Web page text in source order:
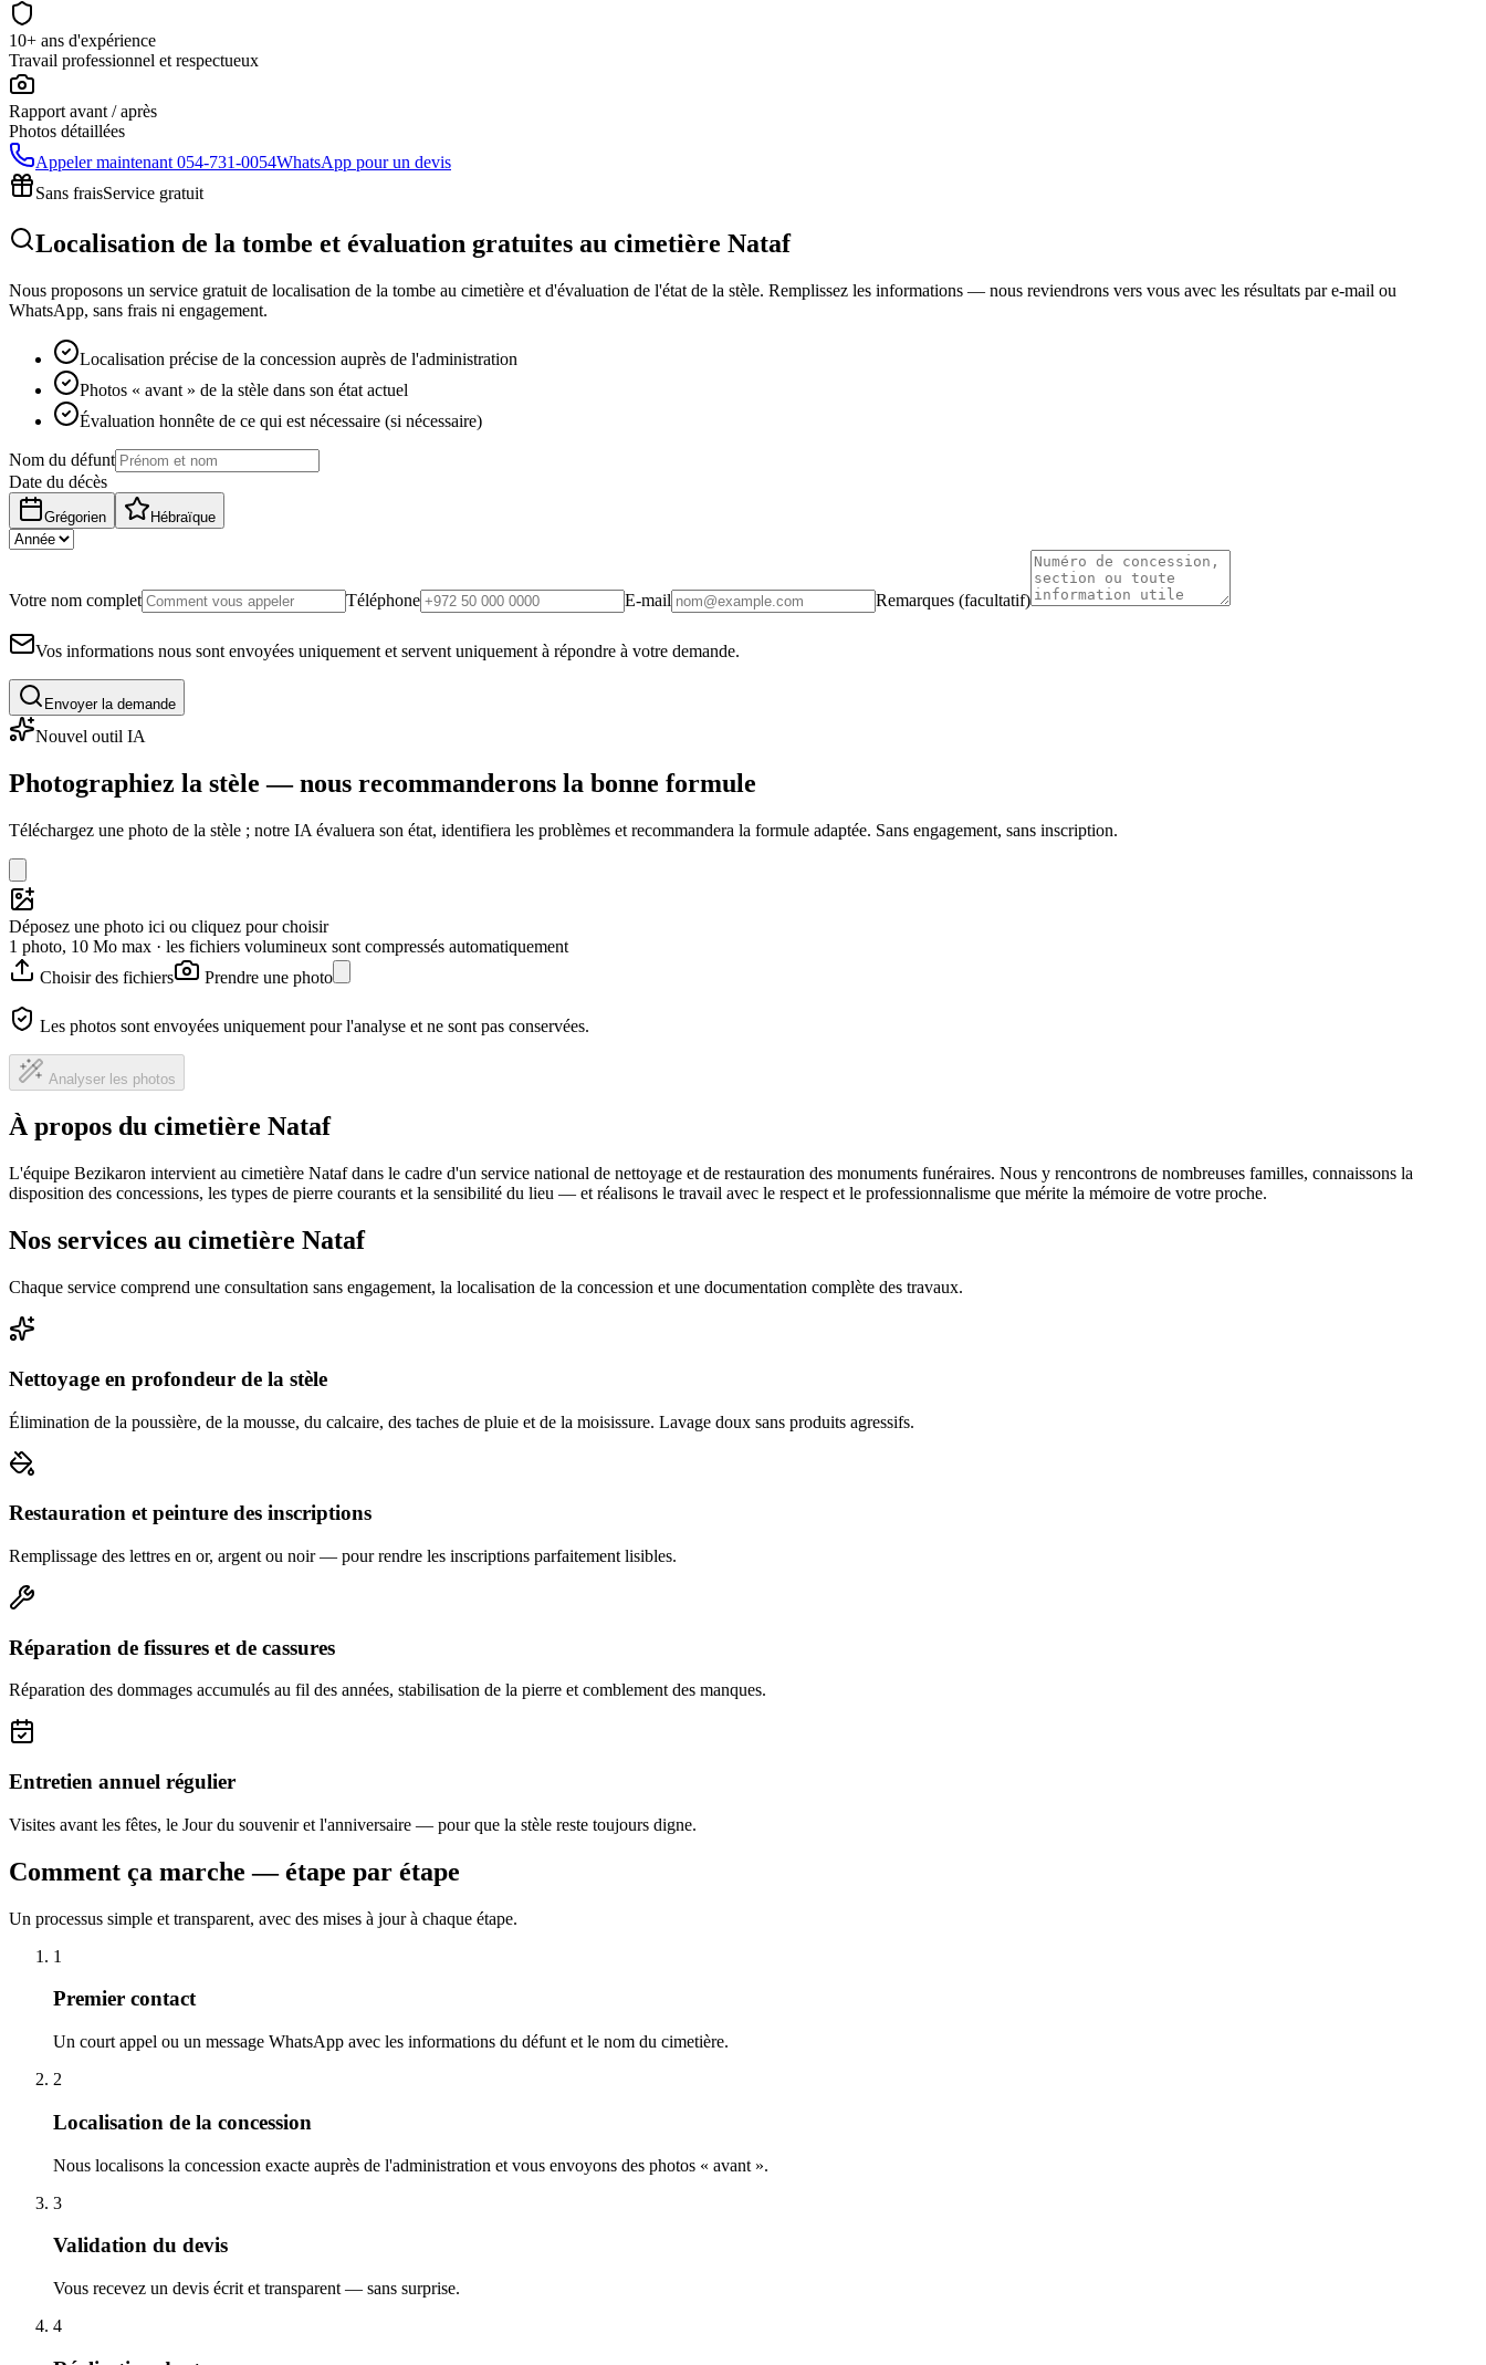
10+ ans d'expérience
Travail professionnel et respectueux
Rapport avant / après
Photos détaillées
Appeler maintenant 054-731-0054WhatsApp pour un devis
Sans fraisService gratuit
Localisation de la tombe et évaluation gratuites au cimetière Nataf
Nous proposons un service gratuit de localisation de la tombe au cimetière et d'évaluation de l'état de la stèle. Remplissez les informations — nous reviendrons vers vous avec les résultats par e-mail ou
WhatsApp, sans frais ni engagement.
Localisation précise de la concession auprès de l'administration
Photos « avant » de la stèle dans son état actuel
Évaluation honnête de ce qui est nécessaire (si nécessaire)
Nom du défunt
Date du décès
Grégorien Hébraïque
Votre nom complet Téléphone E-mail Remarques (facultatif)
Vos informations nous sont envoyées uniquement et servent uniquement à répondre à votre demande.
Envoyer la demande
Nouvel outil IA
Photographiez la stèle — nous recommanderons la bonne formule
Téléchargez une photo de la stèle ; notre IA évaluera son état, identifiera les problèmes et recommandera la formule adaptée. Sans engagement, sans inscription.
Déposez une photo ici ou cliquez pour choisir
1 photo, 10 Mo max · les fichiers volumineux sont compressés automatiquement
Choisir des fichiers
Prendre une photo
Les photos sont envoyées uniquement pour l'analyse et ne sont pas conservées.
Analyser les photos
À propos du cimetière Nataf
L'équipe Bezikaron intervient au cimetière Nataf dans le cadre d'un service national de nettoyage et de restauration des monuments funéraires. Nous y rencontrons de nombreuses familles, connaissons la
disposition des concessions, les types de pierre courants et la sensibilité du lieu — et réalisons le travail avec le respect et le professionnalisme que mérite la mémoire de votre proche.
Nos services au cimetière Nataf
Chaque service comprend une consultation sans engagement, la localisation de la concession et une documentation complète des travaux.
Nettoyage en profondeur de la stèle
Élimination de la poussière, de la mousse, du calcaire, des taches de pluie et de la moisissure. Lavage doux sans produits agressifs.
Restauration et peinture des inscriptions
Remplissage des lettres en or, argent ou noir — pour rendre les inscriptions parfaitement lisibles.
Réparation de fissures et de cassures
Réparation des dommages accumulés au fil des années, stabilisation de la pierre et comblement des manques.
Entretien annuel régulier
Visites avant les fêtes, le Jour du souvenir et l'anniversaire — pour que la stèle reste toujours digne.
Comment ça marche — étape par étape
Un processus simple et transparent, avec des mises à jour à chaque étape.
1
Premier contact
Un court appel ou un message WhatsApp avec les informations du défunt et le nom du cimetière.
2
Localisation de la concession
Nous localisons la concession exacte auprès de l'administration et vous envoyons des photos « avant ».
3
Validation du devis
Vous recevez un devis écrit et transparent — sans surprise.
4